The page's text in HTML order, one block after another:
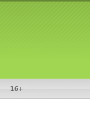
16+